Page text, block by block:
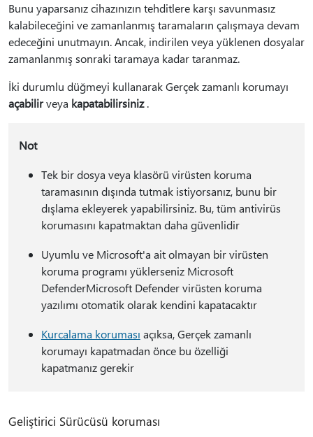
Bunu yaparsanız cihazınızın tehditlere karşı savunmasız
kalabileceğini ve zamanlanmış taramaların çalışmaya devam
edeceğini unutmayın. Ancak, indirilen veya yüklenen dosyalar
zamanlanmış sonraki taramaya kadar taranmaz.
İki durumlu düğmeyi kullanarak Gerçek zamanlı korumayı
açabilirveya kapatabilirsiniz.
Not
Tek bir dosya veya klasörü virüsten koruma
taramasının dışında tutmak istiyorsanız, bunu bir
dışlama ekleyerek yapabilirsiniz. Bu, tüm antivirüs
korumasını kapatmaktan daha güvenlidir
Uyumlu ve Microsoft'a ait olmayan bir virüsten
koruma programı yüklerseniz Microsoft
DefenderMicrosoft Defender virüsten koruma
yazılımı otomatik olarak kendini kapatacaktır
Kurcalama koruması açıksa, Gerçek zamanlı
korumayı kapatmadan önce bu özelliği
kapatmanız gerekir
Geliştirici Sürücüsü koruması